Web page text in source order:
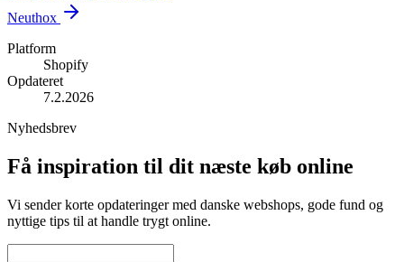
Neuthox
Platform
Shopify
Opdateret
7.2.2026
Nyhedsbrev
Få inspiration til dit næste køb online
Vi sender korte opdateringer med danske webshops, gode fund og
nyttige tips til at handle trygt online.